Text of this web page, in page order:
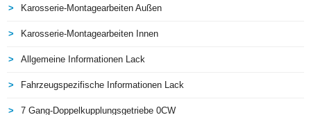
Karosserie-Montagearbeiten Außen
Karosserie-Montagearbeiten Innen
Allgemeine Informationen Lack
Fahrzeugspezifische Informationen Lack
7 Gang-Doppelkupplungsgetriebe 0CW